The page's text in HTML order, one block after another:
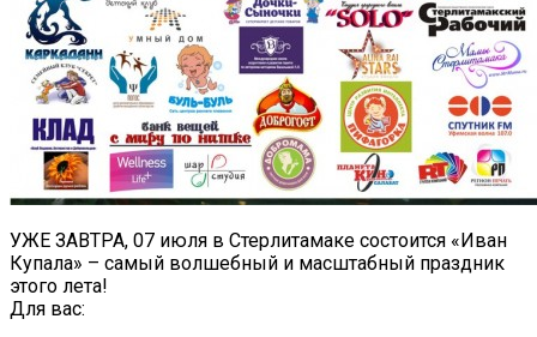
УЖЕ ЗАВТРА, 07 июля в Стерлитамаке состоится «Иван
Купала» – самый волшебный и масштабный праздник
этого лета!
Для вас: